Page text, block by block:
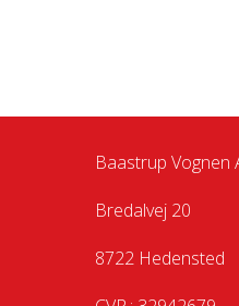
Baastrup Vognen
Bredalvej 20
8722 Hedensted